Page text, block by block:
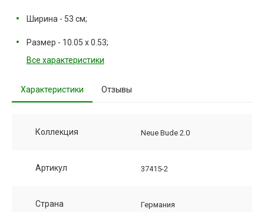
Ширина - 53 см;
Размер - 10.05 х 0.53;
Все характеристики
Характеристики Отзывы
Коллекция Neue Bude 2.0
Артикул 37415-2
Страна Германия